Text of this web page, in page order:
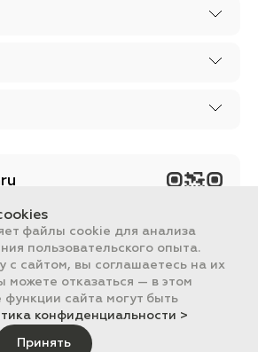
на сайте, носит ознакомительный
публичной офертой, определяемой
ГК РФ.
с НДС. ООО "ПОРТ" ИНН 2461018892,
бизнес
файлы cookie для анализа
пользовательского опыта.
с сайтом, вы соглашаетесь на их
можете отказаться — в этом
функции сайта могут быть
конфиденциальности >
Принять